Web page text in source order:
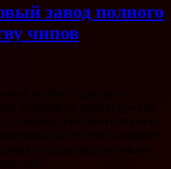
завод полного
чипов